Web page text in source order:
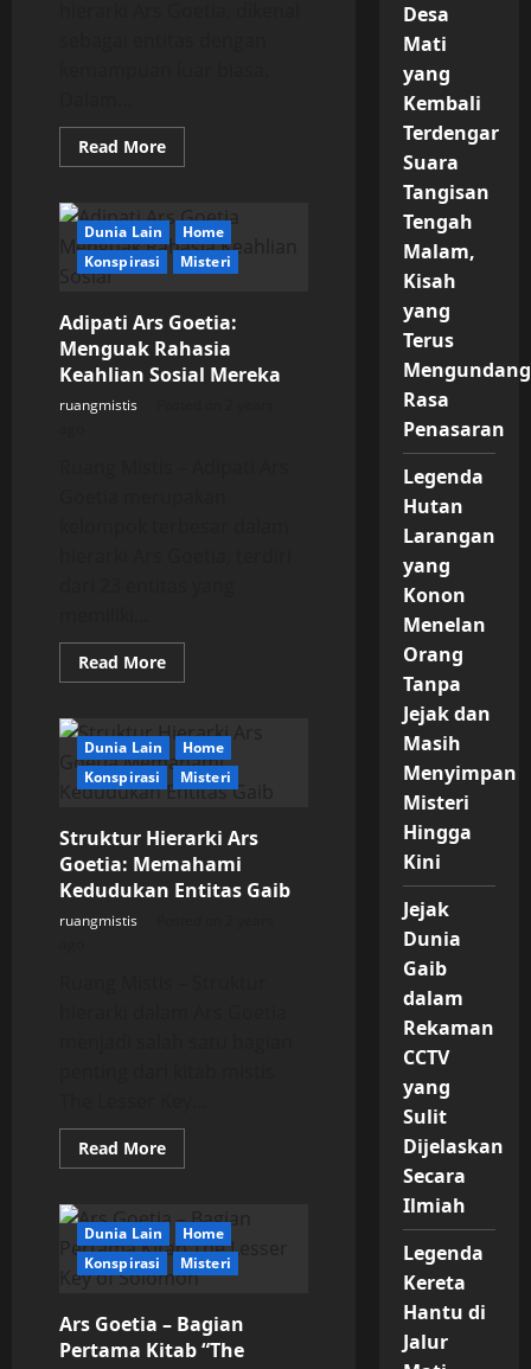
Read MoreRead
more
Ars
Goetia:
Pemandu
Intuisi
Penemu
Harta
Dunia Lain
Home
Konspirasi
Misteri
Adipati Ars Goetia:
Menguak Rahasia
Keahlian Sosial Mereka
ruangmistis
Read MoreRead
more
Goetia:
Menguak
Rahasia
Keahlian
Mereka
Dunia Lain
Home
Konspirasi
Misteri
Struktur Hierarki Ars
Goetia: Memahami
Kedudukan Entitas Gaib
ruangmistis
Read MoreRead
more
Ars
Goetia:
Memahami
Kedudukan
Gaib
Dunia Lain
Home
Konspirasi
Misteri
Ars Goetia – Bagian
Pertama Kitab “The
Desa
Mati
yang
Kembali
Terdengar
Suara
Tangisan
Tengah
Malam,
Kisah
yang
Terus
Mengundang
Rasa
Penasaran
Legenda
Hutan
Larangan
yang
Konon
Menelan
Orang
Tanpa
Jejak dan
Masih
Menyimpan
Misteri
Hingga
Kini
Jejak
Dunia
Gaib
dalam
Rekaman
CCTV
yang
Sulit
Dijelaskan
Secara
Ilmiah
Legenda
Kereta
Hantu di
Jalur